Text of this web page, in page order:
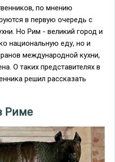
по мнению
в первую очередь с
Но Рим - великий город и
национальную еду, но и
международной кухни,
О таких представителях в
решил рассказать
Риме